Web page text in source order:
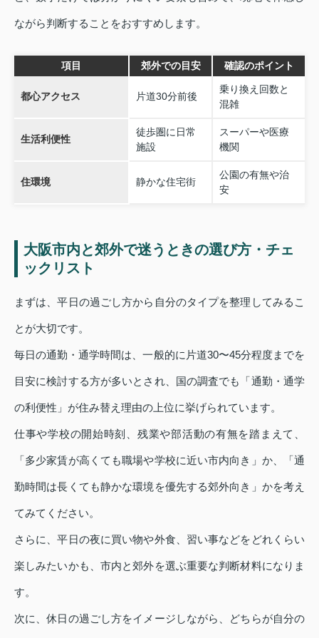
ながら判断することをおすすめします。
項目 郊外での目安 確認のポイント
都心アクセス 片道30分前後
乗り換え回数と
混雑
生活利便性
徒歩圏に日常
施設
スーパーや医療
機関
住環境 静かな住宅街
公園の有無や治
安
大阪市内と郊外で迷うときの選び方・チェ
ックリスト
まずは、平日の過ごし方から自分のタイプを整理してみるこ
とが大切です。
毎日の通勤・通学時間は、一般的に片道30〜45分程度までを
目安に検討する方が多いとされ、国の調査でも「通勤・通学
の利便性」が住み替え理由の上位に挙げられています。
仕事や学校の開始時刻、残業や部活動の有無を踏まえて、
「多少家賃が高くても職場や学校に近い市内向き」か、「通
勤時間は長くても静かな環境を優先する郊外向き」かを考え
てみてください。
さらに、平日の夜に買い物や外食、習い事などをどれくらい
楽しみたいかも、市内と郊外を選ぶ重要な判断材料になりま
す。
次に、休日の過ごし方をイメージしながら、どちらが自分の